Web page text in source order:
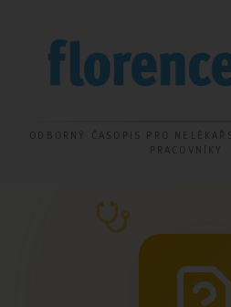
ODBORNÝ ČASOPIS PRO
PRACOVNÍKY